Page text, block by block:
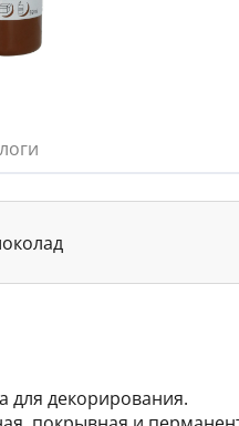
для декорирования.